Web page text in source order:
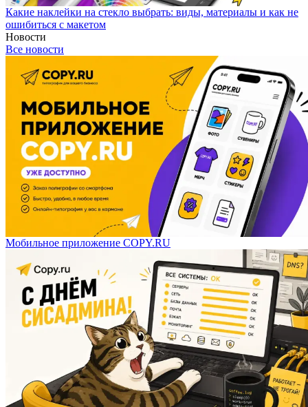
Какие наклейки на стекло выбрать: виды, материалы и как не
ошибиться с макетом
Новости
Все новости
Мобильное приложение COPY.RU